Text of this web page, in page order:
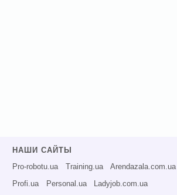
НАШИ САЙТЫ
Pro-robotu.ua Training.ua Arendazala.com.ua
Profi.ua Personal.ua Ladyjob.com.ua